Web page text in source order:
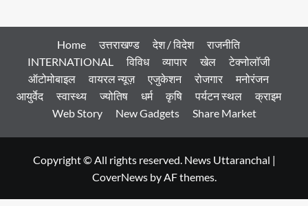
Home उत्तराखण्ड देश / विदेश
राजनीति
INTERNATIONAL
विविध व्यापार खेल
टेक्नोलॉजी
ऑटोमोबाइल
वायरल न्यूज़ एजुकेशन रोजगार
मनोरंजन
आयुर्वेद
स्वास्थ्य ज्योतिष धर्म कृषि पर्यटन स्थल
क्राइम
Web Story
New Gadgets Share Market
Copyright © All rights reserved. News Uttaranchal |
CoverNewsby AF themes.